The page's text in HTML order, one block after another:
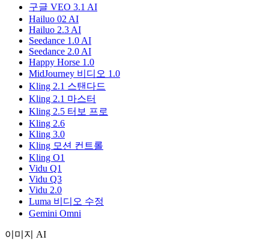
구글 VEO 3.1 AI
Hailuo 02 AI
Hailuo 2.3 AI
Seedance 1.0 AI
Seedance 2.0 AI
Happy Horse 1.0
MidJourney 비디오 1.0
Kling 2.1 스탠다드
Kling 2.1 마스터
Kling 2.5 터보 프로
Kling 2.6
Kling 3.0
Kling 모션 컨트롤
Kling O1
Vidu Q1
Vidu Q3
Vidu 2.0
Luma 비디오 수정
Gemini Omni
이미지 AI